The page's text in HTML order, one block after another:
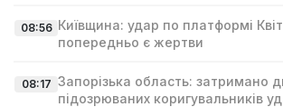
08:56 Київщина: удар по платформі
попередньо є жертви
08:17 Запорізька область: затримано
підозрюваних коригувальників